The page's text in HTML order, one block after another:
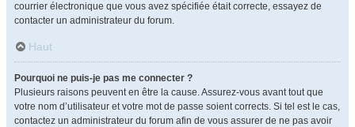
courrier électronique que vous avez spécifiée était correcte, essayez de
contacter un administrateur du forum.
Haut
Pourquoi ne puis-je pas me connecter ?
Plusieurs raisons peuvent en être la cause. Assurez-vous avant tout que
votre nom d’utilisateur et votre mot de passe soient corrects. Si tel est le cas,
contactez un administrateur du forum afin de vous assurer de ne pas avoir